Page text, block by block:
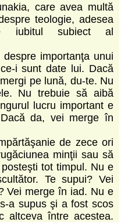
care avea multă
teologie, adesea
iubitul subiect al
importanţa unui
i sunt date lui. Dacă
pe lună, du-te. Nu
Nu trebuie să aibă
lucru important e
da, vei merge în
de zece ori
minţii sau să
tot timpul. Nu e
Te supui? Vei
Vei merge în iad. Nu e
a supus şi a fost scos
altceva între acestea.